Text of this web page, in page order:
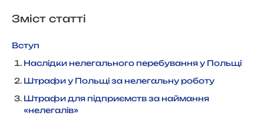
Зміст статті
Вступ
Наслідки нелегального перебування у Польщі
Штрафи у Польщі за нелегальну роботу
Штрафи для підприємств за наймання
«нелегалів»